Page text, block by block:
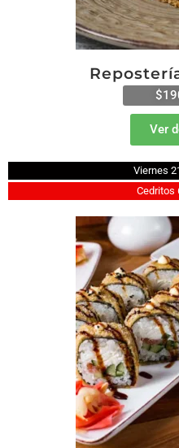
Ver
Viernes
Cedritos